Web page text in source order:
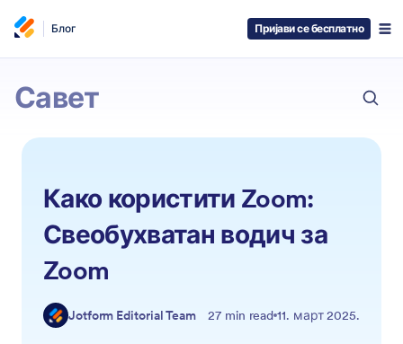
Блог Пријави се бесплатно
Jotform
Савет
Како користити Zoom:
Свеобухватан водич за
Zoom
Jotform Editorial Team 27 min read 11. март 2025.
ESC